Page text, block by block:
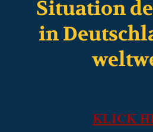
Situation
in
KLICK